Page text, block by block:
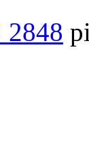
2848